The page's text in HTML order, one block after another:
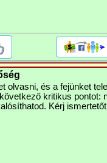
olvasni, és a fejünket
kritikus pontot:
Kérj